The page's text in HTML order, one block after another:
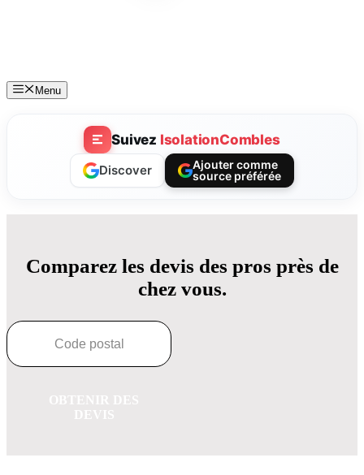
Menu
Suivez IsolationCombles
Discover
Ajouter comme
source préférée
Comparez les devis des pros près de
chez vous.